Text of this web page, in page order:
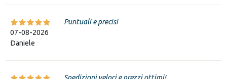
07-08-2026
Daniele
Puntuali e precisi